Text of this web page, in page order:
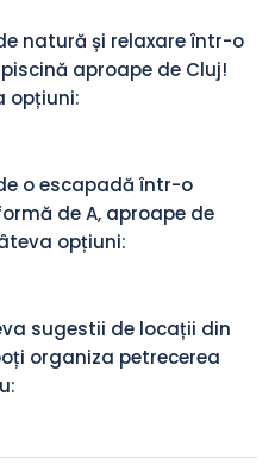
natură și relaxare într-o
aproape de Cluj!
opțiuni:
o escapadă într-o
de A, aproape de
opțiuni:
sugestii de locații din
organiza petrecerea